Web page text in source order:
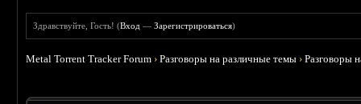
Здравствуйте, Гость! (Вход —Зарегистрироваться)
Metal Torrent Tracker Forum ›Разговоры на различные темы ›Разговоры